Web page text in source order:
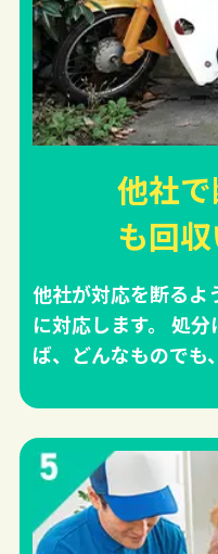
他社
も回収
他社が対応を断るよ
に対応します。 処
ば、どんなものでも